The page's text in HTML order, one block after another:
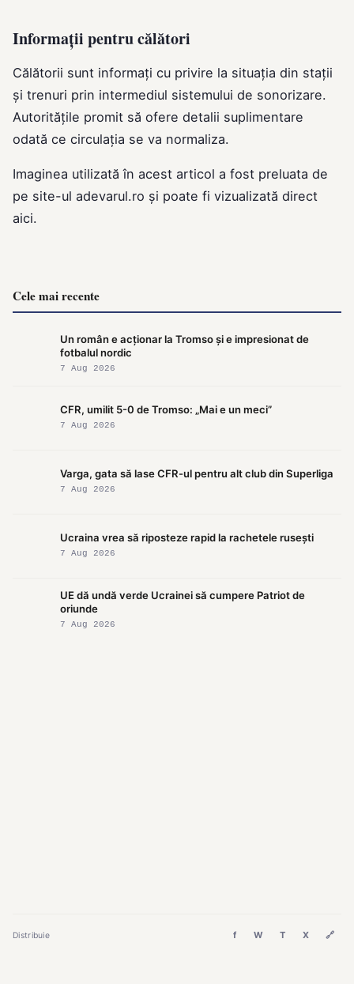
Informații pentru călători
Călătorii sunt informați cu privire la situația din stații
și trenuri prin intermediul sistemului de sonorizare.
Autoritățile promit să ofere detalii suplimentare
odată ce circulația se va normaliza.
Imaginea utilizată în acest articol a fost preluata de
pe site-ul adevarul.ro și poate fi vizualizată direct
aici.
Cele mai recente
Un român e acționar la Tromso și e impresionat de
fotbalul nordic
7 Aug 2026
CFR, umilit 5-0 de Tromso: „Mai e un meci”
7 Aug 2026
Varga, gata să lase CFR-ul pentru alt club din Superliga
7 Aug 2026
Ucraina vrea să riposteze rapid la rachetele rusești
7 Aug 2026
UE dă undă verde Ucrainei să cumpere Patriot de
oriunde
7 Aug 2026
Distribuie f W T X 🔗